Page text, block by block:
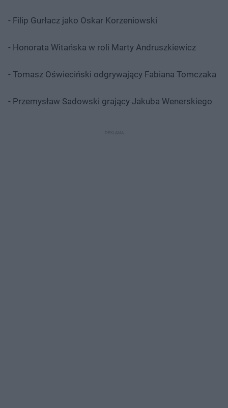
- Filip Gurłacz jako Oskar Korzeniowski
- Honorata Witańska w roli Marty Andruszkiewicz
- Tomasz Oświeciński odgrywający Fabiana Tomczaka
- Przemysław Sadowski grający Jakuba Wenerskiego